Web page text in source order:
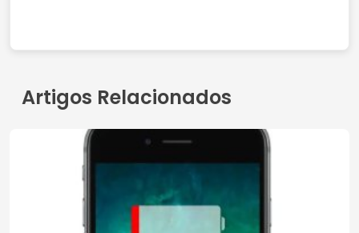
Artigos Relacionados